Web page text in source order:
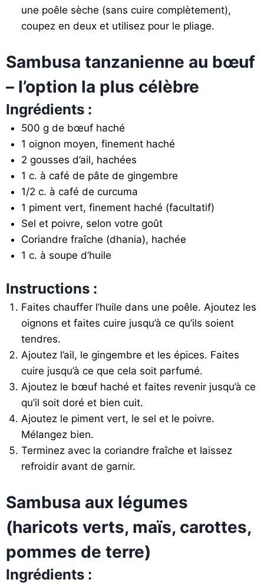
une poêle sèche (sans cuire complètement),
coupez en deux et utilisez pour le pliage.
Sambusa tanzanienne au bœuf
– l’option la plus célèbre
Ingrédients :
500 g de bœuf haché
1 oignon moyen, finement haché
2 gousses d’ail, hachées
1 c. à café de pâte de gingembre
1/2 c. à café de curcuma
1 piment vert, finement haché (facultatif)
Sel et poivre, selon votre goût
Coriandre fraîche (dhania), hachée
1 c. à soupe d’huile
Instructions :
Faites chauffer l’huile dans une poêle. Ajoutez les
oignons et faites cuire jusqu’à ce qu’ils soient
tendres.
Ajoutez l’ail, le gingembre et les épices. Faites
cuire jusqu’à ce que cela soit parfumé.
Ajoutez le bœuf haché et faites revenir jusqu’à ce
qu’il soit doré et bien cuit.
Ajoutez le piment vert, le sel et le poivre.
Mélangez bien.
Terminez avec la coriandre fraîche et laissez
refroidir avant de garnir.
Sambusa aux légumes
(haricots verts, maïs, carottes,
pommes de terre)
Ingrédients :